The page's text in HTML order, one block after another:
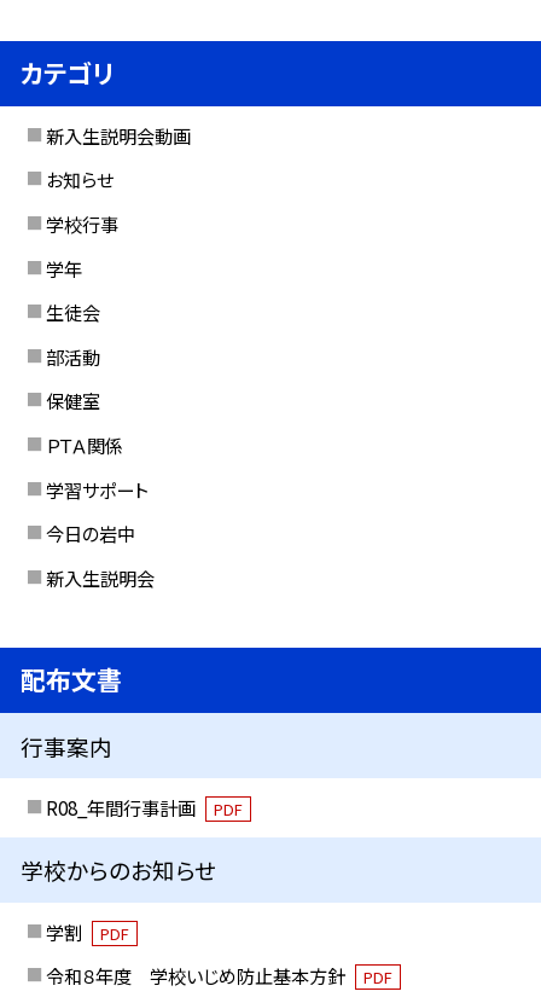
カテゴリ
新入生説明会動画
お知らせ
学校行事
学年
生徒会
部活動
保健室
ＰＴＡ関係
学習サポート
今日の岩中
新入生説明会
配布文書
行事案内
R08_年間行事計画 PDF
学校からのお知らせ
学割 PDF
令和８年度 学校いじめ防止基本方針 PDF